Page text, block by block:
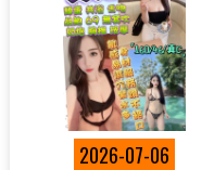
2026-07-06